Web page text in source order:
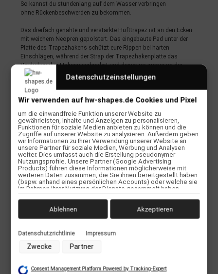
So kannst du stundenlang auf dem Wasser verbringen
ohne Rückenbeschwerden zu bekommen.
Das dreifach genähte und verstärkte Hüfttrapez ist an den Ecken
mit weichem Neopren gepolstert. Das eingebaute Pad unter der
Platte des Trapezhakens schützt eure Rippen bei harten
Einschlägen, während der Strap der Trapezhakenplatte das
Verdrehen des Hakens verhindert und dieser so immer an der
richtigen Stelle sitzt. Auch mit sehr viel Druck im Kite wird sich euer
Trapezhaken nicht mehr lästig nach oben verdrehen.
An der Rückseite des Trapezes findet ihr ein Handlepass-System
die für kurze Safetyleashes (wie z.B. die neue Best
Safetyleash) vorgesehen sind. Diese D-Ringe sind ausdrücklich für
alle empfohlen, die keine Handlepasses machen. In der Situation
eines loopenden Kites wird man so auf dem Bauch anstatt auf
dem Rücken gezogen und hat so immer noch die Chance
auszulösen. Zusätzlich ist in der Trapezhakenplatte ein gut zu
erreichendes Safetymesser verbaut.
TECHNISCHE DETAILS
Anatomic Fit
Twin Belt System
Datenschutzeinstellungen
Wir verwenden auf hw-shapes.de Cookies und Pixel
um die einwandfreie Funktion unserer Website zu
gewährleisten, Inhalte und Anzeigen zu personalisieren,
Funktionen für soziale Medien anbieten zu können und die
Zugriffe auf unserer Website zu analysieren. Außerdem geben
wir Informationen zu Ihrer Verwendung unserer Website an
unsere Partner für soziale Medien, Werbung und Analysen
weiter. Dies umfasst auch die Erstellung pseudonymer
Nutzungsprofile. Unsere Partner (Google Advertising
Products) führen diese Informationen möglicherweise mit
weiteren Daten zusammen, die Sie ihnen bereitgestellt haben
(bspw. anhand eines persönlichen Accounts) oder welche sie
im Rahmen Ihrer Nutzung der Dienste gesammelt haben
Nutzung von Cookies und Pixeln können Sie jederzeit
widerrufen, indem Sie auf den Datenschutz-Button links unten
klicken und dort die entsprechenden Anpassungen
Zwecke der Datenverarbeitung durch unsere Partner:
Speichern von oder Zugriff auf Informationen auf einem
Erstellung von Profilen für personalisierte Werbung
Datenschutzrichtlinie Impressum
Zwecke Partner
Ablehnen Akzeptieren
Consent Management Platform Powered by Tracking-Expert